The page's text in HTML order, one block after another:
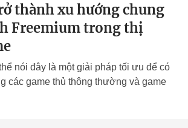
thành xu hướng chung
Freemium trong thị
nói đây là một giải pháp tối ưu để có
các game thủ thông thường và game